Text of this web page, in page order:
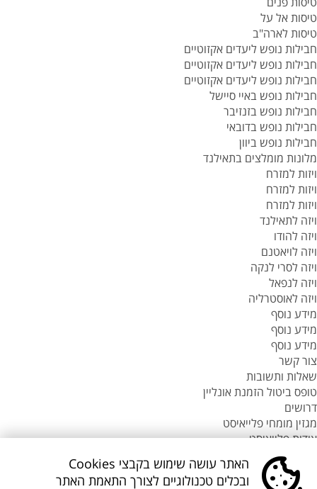
טיסות אל על
טיסות לארה"ב
חבילות נופש ליעדים אקזוטיים
חבילות נופש ליעדים אקזוטיים
חבילות נופש ליעדים אקזוטיים
חבילות נופש באיי סיישל
חבילות נופש בזנזיבר
חבילות נופש בדובאי
חבילות נופש ביוון
מלונות מומלצים בתאילנד
ויזות למזרח
ויזות למזרח
ויזות למזרח
ויזה לתאילנד
ויזה להודו
ויזה לויאטנם
ויזה לסרי לנקה
ויזה לנפאל
ויזה לאוסטרליה
מידע נוסף
מידע נוסף
מידע נוסף
צור קשר
שאלות ותשובות
טופס ביטול הזמנת אונליין
דרושים
מגזין מומחי פלייאיסט
אודות פלייאיסט
סניפי flyeast בעולם
סניפי flyeast בעולם
האתר עושה שימוש בקבצי Cookies
ובכלים טכנולוגיים לצורך התאמת האתר